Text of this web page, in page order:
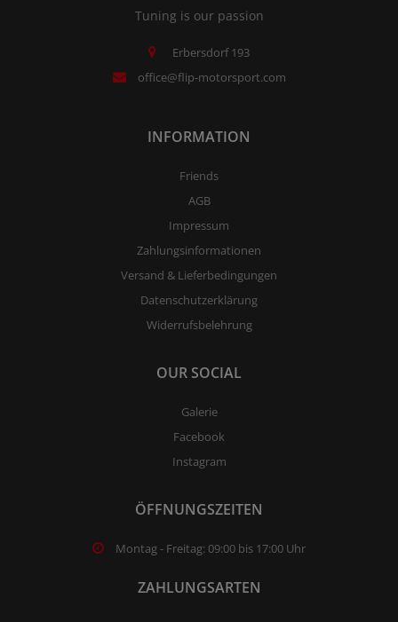
Tuning is our passion
Erbersdorf 193
office@flip-motorsport.com
INFORMATION
Friends
AGB
Impressum
Zahlungsinformationen
Versand & Lieferbedingungen
Datenschutzerklärung
Widerrufsbelehrung
OUR SOCIAL
Galerie
Facebook
Instagram
ÖFFNUNGSZEITEN
Montag - Freitag: 09:00 bis 17:00 Uhr
ZAHLUNGSARTEN